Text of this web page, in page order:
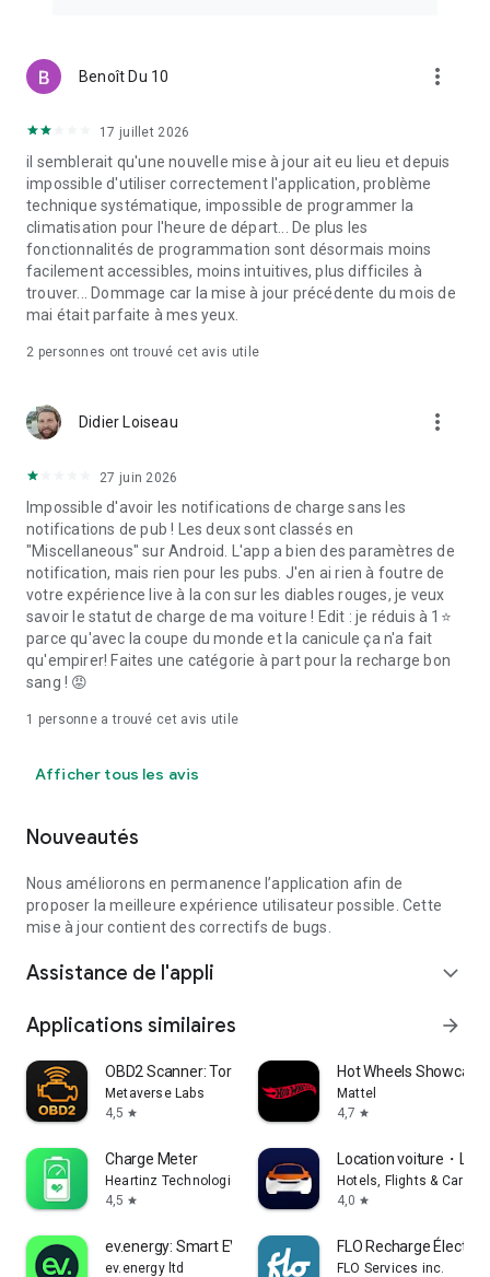
vidéo
• Obtenez une assistance routière en cas de besoin.
My BMW App est optimisée pour les véhicules construits à
partir de 2014. La disponibilité des différentes fonctions de
l’application dépend de votre pays, du modèle de votre
véhicule, de l’équipement du véhicule et de votre contrat
BMW ConnectedDrive.
Benoît Du 10 more_vert
17 juillet 2026
il semblerait qu'une nouvelle mise à jour ait eu lieu et depuis
impossible d'utiliser correctement l'application, problème
technique systématique, impossible de programmer la
climatisation pour l'heure de départ... De plus les
fonctionnalités de programmation sont désormais moins
facilement accessibles, moins intuitives, plus difficiles à
trouver... Dommage car la mise à jour précédente du mois de
mai était parfaite à mes yeux.
2 personnes ont trouvé cet avis utile
Didier Loiseau more_vert
27 juin 2026
Impossible d'avoir les notifications de charge sans les
notifications de pub ! Les deux sont classés en
"Miscellaneous" sur Android. L'app a bien des paramètres de
notification, mais rien pour les pubs. J'en ai rien à foutre de
votre expérience live à la con sur les diables rouges, je veux
savoir le statut de charge de ma voiture ! Edit : je réduis à 1⭐
parce qu'avec la coupe du monde et la canicule ça n'a fait
qu'empirer! Faites une catégorie à part pour la recharge bon
sang ! 😡
1 personne a trouvé cet avis utile
Afficher tous les avis
Nouveautés
Nous améliorons en permanence l’application afin de
proposer la meilleure expérience utilisateur possible. Cette
mise à jour contient des correctifs de bugs.
Assistance de l'appli expand_more
Applications similaires arrow_forward
OBD2 Scanner: Torque & FixD
Metaverse Labs
4,5 star
Hot Wheels
Mattel
4,7 star
Charge Meter
Heartinz Technologies Pvt Ltd
4,5 star
Location voiture・
Hotels, Flights & Cars
4,0 star
ev.energy: Smart EV Charging
ev.energy ltd
FLO Recharge
FLO Services inc.